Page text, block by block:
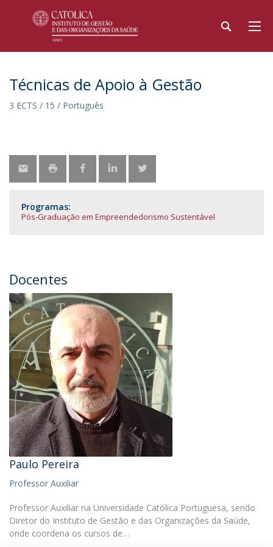
Técnicas de Apoio à Gestão
3 ECTS / 15 / Português
Programas:
Pós-Graduação em Empreendedorismo Sustentável
Docentes
Paulo Pereira
Professor Auxiliar
Professor Auxiliar na Universidade Católica Portuguesa, sendo
Diretor do Instituto de Gestão e das Organizações da Saúde,
onde coordena os cursos de…